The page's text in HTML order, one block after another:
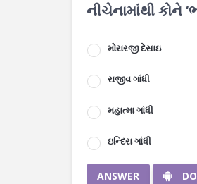
નીચેનામાંથી કોને
મોરારજી દેસાઇ
રાજીવ ગાંધી
મહાત્મા ગાંધી
ઇન્દિરા ગાંધી
ANSWER